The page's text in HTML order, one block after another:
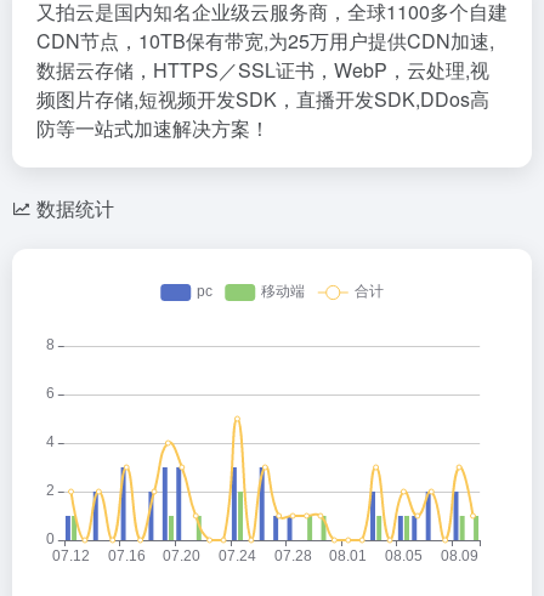
又拍云是国内知名企业级云服务商，全球1100多个自建
CDN节点，10TB保有带宽,为25万用户提供CDN加速,
数据云存储，HTTPS／SSL证书，WebP，云处理,视
频图片存储,短视频开发SDK，直播开发SDK,DDos高
防等一站式加速解决方案！
数据统计